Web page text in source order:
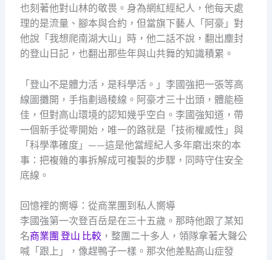
也刻著他對山林的敬畏。身為網紅經紀人，他每天處
理的是流量、腳本與合約，但當旗下藝人「阿豪」對
他說「我想爬南湖大山」時，他二話不說，翻出塵封
的登山日記，也翻出那些年與山共舞的知識積累。
「登山不是體力活，是科學活。」李國強把一張等高
線圖攤開，手指劃過稜線。阿豪才三十出頭，體能極
佳，但對高山環境的認知幾乎空白。李國強知道，帶
一個新手從零開始，唯一的路就是「技術權威性」與
「科學準確度」——這是他當經紀人多年磨出來的本
事：把複雜的事拆解成可複製的步驟，同時守住安全
底線。
回憶裡的嚮導：從商業團到私人嚮導
李國強第一次登百岳是在三十五歲。那時他跟了某知
名商業團 登山 比較，整團二十多人，領隊拿著大聲公
喊「跟上」，像趕鴨子一樣。那次他差點高山症發